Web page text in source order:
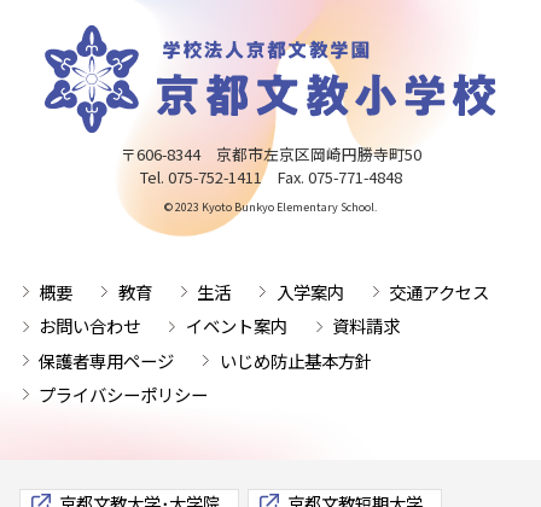
〒606-8344 京都市左京区岡崎円勝寺町50
Tel. 075-752-1411 Fax. 075-771-4848
© 2023 Kyoto Bunkyo Elementary School.
概要 教育 生活 入学案内
交通アクセス
お問い合わせ
イベント案内
資料請求
保護者専用ページ
いじめ防止基本方針
プライバシーポリシー